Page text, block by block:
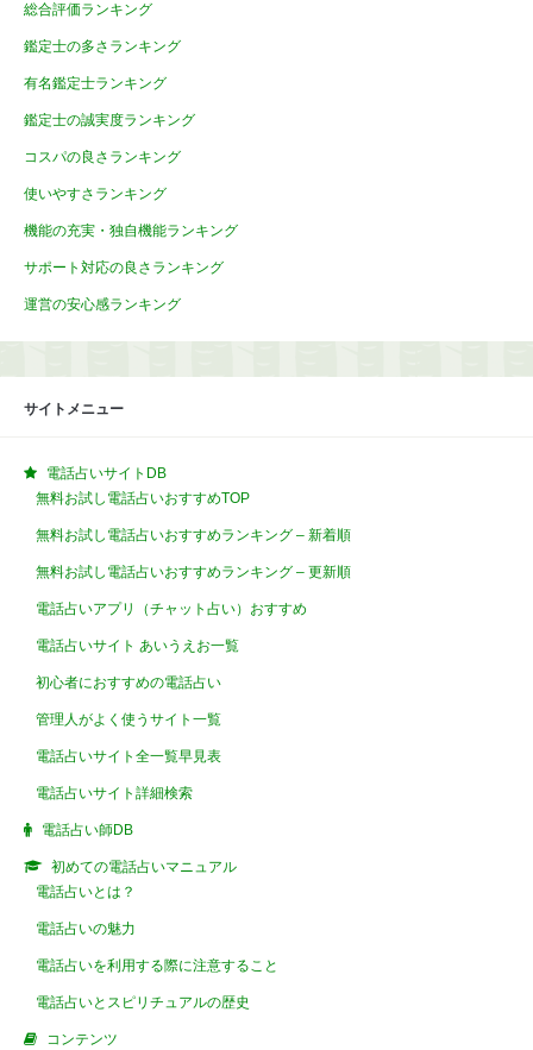
総合評価ランキング
鑑定士の多さランキング
有名鑑定士ランキング
鑑定士の誠実度ランキング
コスパの良さランキング
使いやすさランキング
機能の充実・独自機能ランキング
サポート対応の良さランキング
運営の安心感ランキング
サイトメニュー
電話占いサイトDB
無料お試し電話占いおすすめTOP
無料お試し電話占いおすすめランキング – 新着順
無料お試し電話占いおすすめランキング – 更新順
電話占いアプリ（チャット占い）おすすめ
電話占いサイト あいうえお一覧
初心者におすすめの電話占い
管理人がよく使うサイト一覧
電話占いサイト全一覧早見表
電話占いサイト詳細検索
電話占い師DB
初めての電話占いマニュアル
電話占いとは？
電話占いの魅力
電話占いを利用する際に注意すること
電話占いとスピリチュアルの歴史
コンテンツ